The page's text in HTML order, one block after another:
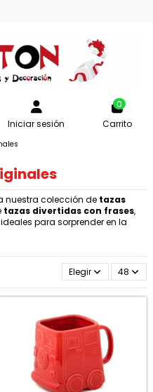
Iniciar sesión
0
Carrito
nuestra colección de tazas
tazas divertidas con frases,
ideales para sorprender en la
Elegir 48